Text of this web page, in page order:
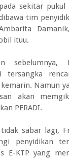
sekitar
tim
ituu.
sebelumnya,
tersangka
kemarin. Namun
akan
PERADI.
tidak sabar lagi,
penyidikan
E-KTP yang